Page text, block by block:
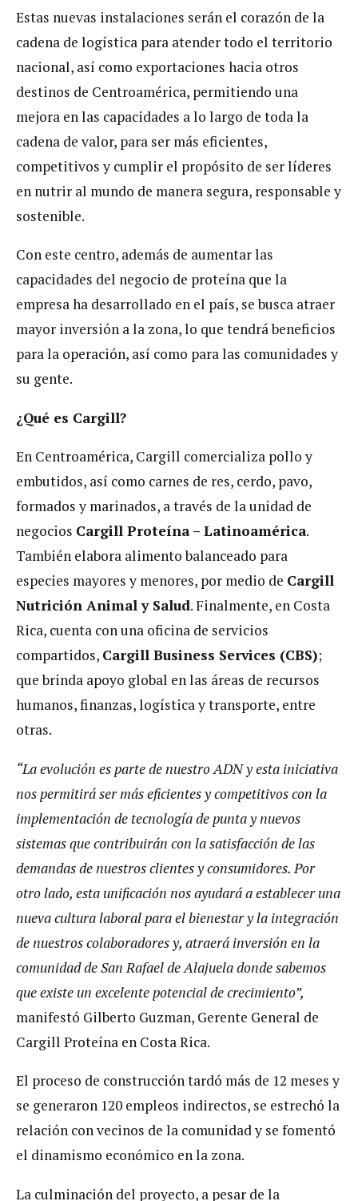
Estas nuevas instalaciones serán el corazón de la
cadena de logística para atender todo el territorio
nacional, así como exportaciones hacia otros
destinos de Centroamérica, permitiendo una
mejora en las capacidades a lo largo de toda la
cadena de valor, para ser más eficientes,
competitivos y cumplir el propósito de ser líderes
en nutrir al mundo de manera segura, responsable y
sostenible.
Con este centro, además de aumentar las
capacidades del negocio de proteína que la
empresa ha desarrollado en el país, se busca atraer
mayor inversión a la zona, lo que tendrá beneficios
para la operación, así como para las comunidades y
su gente.
¿Qué es Cargill?
En Centroamérica, Cargill comercializa pollo y
embutidos, así como carnes de res, cerdo, pavo,
formados y marinados, a través de la unidad de
negocios Cargill Proteína – Latinoamérica.
También elabora alimento balanceado para
especies mayores y menores, por medio de Cargill
Nutrición Animal y Salud. Finalmente, en Costa
Rica, cuenta con una oficina de servicios
compartidos, Cargill Business Services (CBS);
que brinda apoyo global en las áreas de recursos
humanos, finanzas, logística y transporte, entre
otras.
“La evolución es parte de nuestro ADN y esta iniciativa
nos permitirá ser más eficientes y competitivos con la
implementación de tecnología de punta y nuevos
sistemas que contribuirán con la satisfacción de las
demandas de nuestros clientes y consumidores. Por
otro lado, esta unificación nos ayudará a establecer una
nueva cultura laboral para el bienestar y la integración
de nuestros colaboradores y, atraerá inversión en la
comunidad de San Rafael de Alajuela donde sabemos
que existe un excelente potencial de crecimiento”,
manifestó Gilberto Guzman, Gerente General de
Cargill Proteína en Costa Rica.
El proceso de construcción tardó más de 12 meses y
se generaron 120 empleos indirectos, se estrechó la
relación con vecinos de la comunidad y se fomentó
el dinamismo económico en la zona.
La culminación del proyecto, a pesar de la